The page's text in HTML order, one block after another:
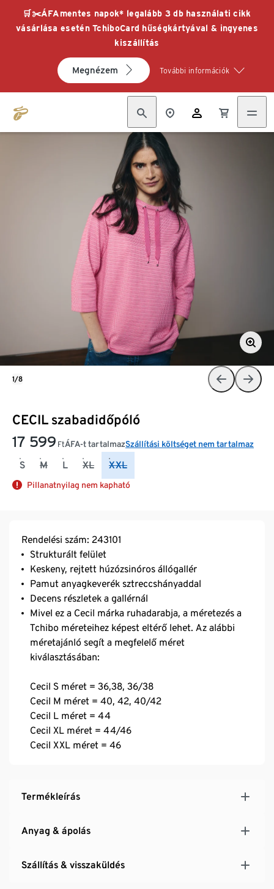
🛒✂️ÁFAmentes napok* legalább 3 db használati cikk
vásárlása esetén TchiboCard hűségkártyával & ingyenes
kiszállítás
Megnézem További információk
CECIL szabadidőpóló
17 599 FtÁFA-t tartalmazSzállítási költséget nem tartalmaz
S M L XL XXL
Pillanatnyilag nem kapható
1/8
Rendelési szám: 243101
Strukturált felület
Keskeny, rejtett húzózsinóros állógallér
Pamut anyagkeverék sztreccshányaddal
Decens részletek a gallérnál
Mivel ez a Cecil márka ruhadarabja, a méretezés a
Tchibo méreteihez képest eltérő lehet. Az alábbi
méretajánló segít a megfelelő méret
kiválasztásában:
Cecil S méret = 36,38, 36/38
Cecil M méret = 40, 42, 40/42
Cecil L méret = 44
Cecil XL méret = 44/46
Cecil XXL méret = 46
Termékleírás
Anyag & ápolás
Szállítás & visszaküldés